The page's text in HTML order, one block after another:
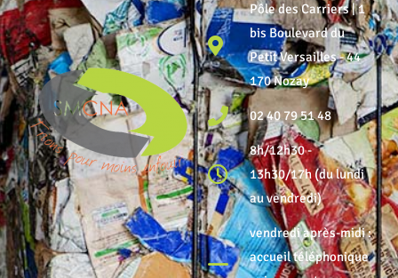
Pôle des Carriers | 1
bis Boulevard du
Petit Versailles - 44
170 Nozay
02 40 79 51 48
8h/12h30 -
13h30/17h (du lundi
au vendredi)
vendredi après-midi :
accueil téléphonique